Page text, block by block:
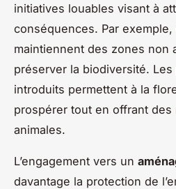
initiatives louables visant à
conséquences. Par
maintiennent des zones non
préserver la biodiversité. Les
introduits permettent à la
prospérer tout en offrant
animales.
L’engagement vers un
davantage la protection de